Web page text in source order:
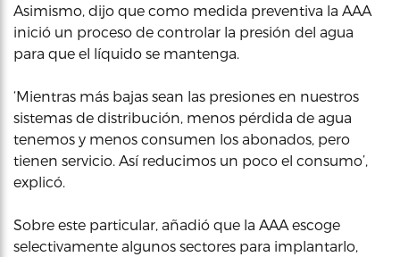
Asimismo, dijo que como medida preventiva la AAA
inició un proceso de controlar la presión del agua
para que el líquido se mantenga.
‘Mientras más bajas sean las presiones en nuestros
sistemas de distribución, menos pérdida de agua
tenemos y menos consumen los abonados, pero
tienen servicio. Así reducimos un poco el consumo’,
explicó.
Sobre este particular, añadió que la AAA escoge
selectivamente algunos sectores para implantarlo,